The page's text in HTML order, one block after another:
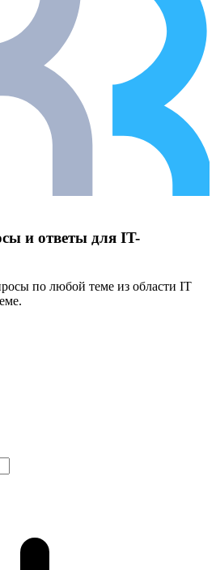
и ответы для IT-
по любой теме из области IT